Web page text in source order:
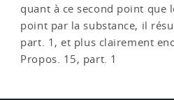
quant à ce second point que
point par la substance, il
part. 1, et plus clairement
Propos. 15, part. 1